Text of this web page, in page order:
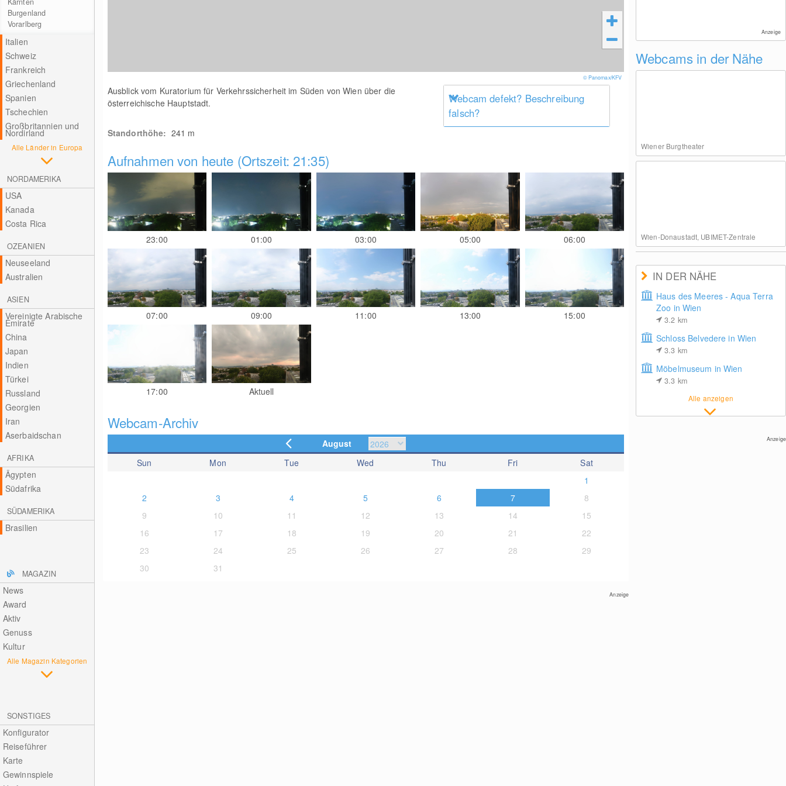
Burgenland
Vorarlberg
Italien
Schweiz
Frankreich
Griechenland
Spanien
Tschechien
Großbritannien und
Nordirland
Alle Länder in Europa
NORDAMERIKA
USA
Kanada
Costa Rica
OZEANIEN
Neuseeland
Australien
ASIEN
Vereinigte Arabische
Emirate
China
Japan
Indien
Türkei
Russland
Georgien
Iran
Aserbaidschan
AFRIKA
Ägypten
Südafrika
SÜDAMERIKA
Brasilien
MAGAZIN
News
Award
Aktiv
Genuss
Kultur
Alle Magazin Kategorien
SONSTIGES
Konfigurator
Reiseführer
Karte
Gewinnspiele
© Panomax/KFV
Ausblick vom Kuratorium für Verkehrssicherheit im Süden von Wien über die
österreichische Hauptstadt.
Webcam defekt? Beschreibung
falsch?
Standorthöhe: 241 m
Aufnahmen von heute (Ortszeit: 21:35)
23:00 01:00 03:00 05:00 06:00
07:00 09:00 11:00 13:00 15:00
17:00 Aktuell
Webcam-Archiv
August
Sun
Mon Tue Wed Thu Fri
Sat
1
2
3 4 5 6 7
8
9
10 11 12 13 14
15
16
17 18 19 20 21
22
23
24 25 26 27 28
29
30
31
Anzeige
Anzeige
Webcams in der Nähe
Wiener Burgtheater
Wien-Donaustadt, UBIMET-Zentrale
IN DER NÄHE
Haus des Meeres - Aqua Terra
Zoo in Wien
3.2 km
Schloss Belvedere in Wien
3.3 km
Möbelmuseum in Wien
3.3 km
Alle anzeigen
Anzeige